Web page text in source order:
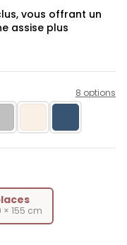
vous offrant un
assise plus
8 options
× 155 cm